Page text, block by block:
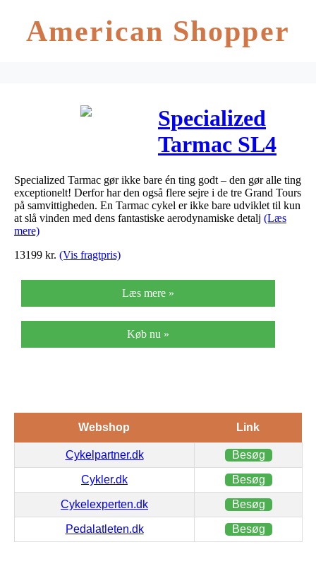
American Shopper
Specialized
Tarmac SL4
Sport 2019 –
Rød
Specialized Tarmac gør ikke bare én ting godt – den gør alle ting
exceptionelt! Derfor har den også flere sejre i de tre Grand Tours
på samvittigheden. En Tarmac cykel er ikke bare udviklet til kun
at slå vinden med dens fantastiske aerodynamiske detalj (Læs
mere)
13199 kr. (Vis fragtpris)
Læs mere »
Køb nu »
Webshop Link
Cykelpartner.dk Besøg
Cykler.dk Besøg
Cykelexperten.dk Besøg
Pedalatleten.dk Besøg